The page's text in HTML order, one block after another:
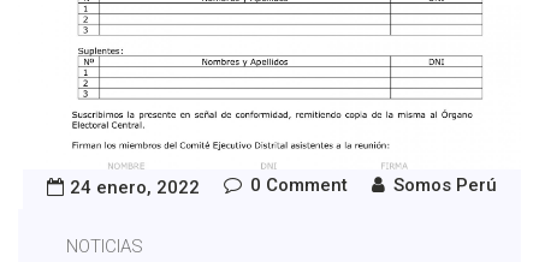
24 enero, 2022 0 Comment Somos Perú
NOTICIAS